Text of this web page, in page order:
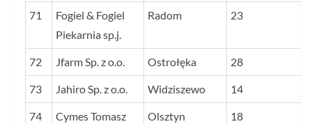
71
Fogiel & Fogiel
Piekarnia sp.j.
Radom 23
72 Jfarm Sp. z o.o. Ostrołęka 28
73 Jahiro Sp. z o.o. Widziszewo 14
74
Cymes Tomasz
Olsztyn 18